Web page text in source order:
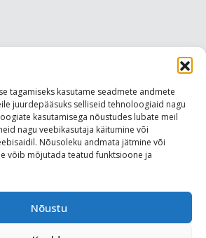
tagamiseks kasutame seadmete andmete
juurdepääsuks selliseid tehnoloogiaid nagu
kasutamisega nõustudes lubate meil
nagu veebikasutaja käitumine või
Nõusoleku andmata jätmine või
võib mõjutada teatud funktsioone ja
Nõustu